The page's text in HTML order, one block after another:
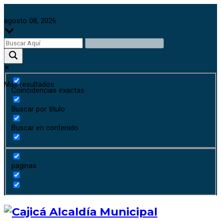
agosto 08, 2026
Más resultados
Coincidencias exactas
Buscar por título
Buscar en contenido
paginas